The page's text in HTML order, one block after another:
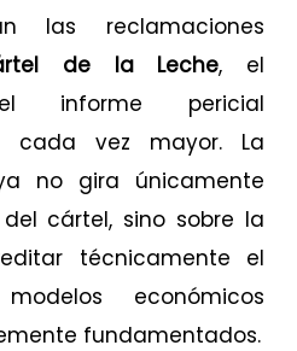
las reclamaciones
de la Leche, el
informe pericial
cada vez mayor. La
no gira únicamente
cártel, sino sobre la
técnicamente el
económicos
fundamentados.